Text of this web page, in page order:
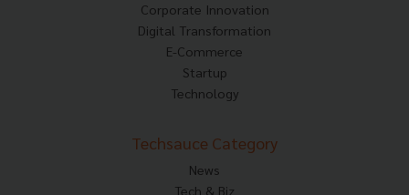
Corporate Innovation
Digital Transformation
E-Commerce
Startup
Technology
Techsauce Category
News
Tech & Biz